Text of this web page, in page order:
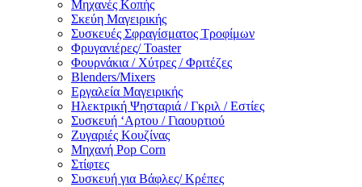
Μηχανές Κοπής
Σκεύη Μαγειρικής
Συσκευές Σφραγίσματος Τροφίμων
Φρυγανιέρες/ Toaster
Φουρνάκια / Χύτρες / Φριτέζες
Blenders/Mixers
Εργαλεία Μαγειρικής
Ηλεκτρική Ψησταριά / Γκριλ / Eστίες
Συσκευή ‘Αρτου / Γιαουρτιού
Ζυγαριές Κουζίνας
Μηχανή Pop Corn
Στίφτες
Συσκευή για Βάφλες/ Κρέπες